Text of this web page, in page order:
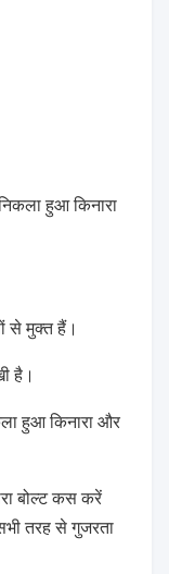
हुआ किनारा
से मुक्त हैं।
है।
हुआ किनारा और
बोल्ट कस करें
तरह से गुजरता